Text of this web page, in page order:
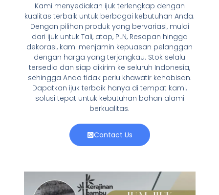
Kami menyediakan ijuk terlengkap dengan
kualitas terbaik untuk berbagai kebutuhan Anda.
Dengan pilihan produk yang bervariasi, mulai
dari ijuk untuk Tali, atap, PLN, Resapan hingga
dekorasi, kami menjamin kepuasan pelanggan
dengan harga yang terjangkau. Stok selalu
tersedia dan siap dikirim ke seluruh Indonesia,
sehingga Anda tidak perlu khawatir kehabisan.
Dapatkan ijuk terbaik hanya di tempat kami,
solusi tepat untuk kebutuhan bahan alami
berkualitas.
Contact Us